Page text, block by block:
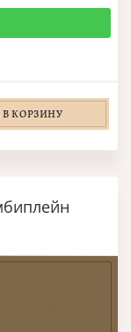
В КОРЗИНУ